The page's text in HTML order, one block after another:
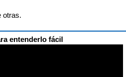
otras.
entenderlo fácil